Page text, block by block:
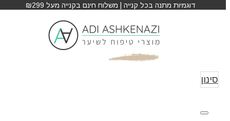
דוגמיות מתנה בכל קנייה | משלוח חינם בקנייה מעל ₪299
סרינה קיי SARYNA
KEY
סינון